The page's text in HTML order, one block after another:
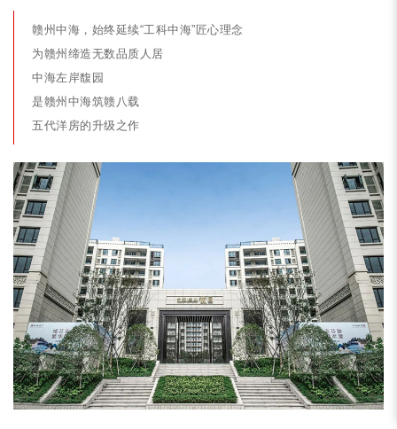
赣州中海，始终延续“工科中海”匠心理念
为赣州缔造无数品质人居
中海左岸馥园
是赣州中海筑赣八载
五代洋房的升级之作